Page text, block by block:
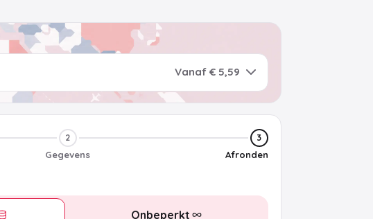
Vanaf € 5,59
2
Gegevens
3
Afronden
Onbeperkt